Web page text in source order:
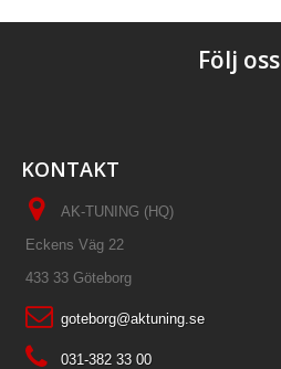
Följ oss
KONTAKT
AK-TUNING (HQ)
Eckens Väg 22
433 33 Göteborg
goteborg@aktuning.se
031-382 33 00